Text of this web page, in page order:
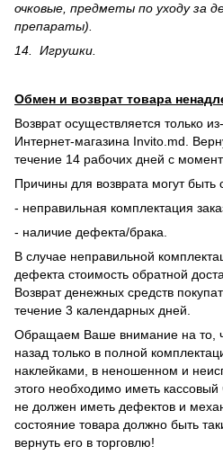
очковые, предметы по уходу за
препараты).
14. Игрушки.
Обмен и возврат товара
Возврат осуществляется только
Интернет-магазина Invito.md.
течение 14 рабочих дней с
Причины для возврата могут
- неправильная комплектация
- наличие дефекта/брака.
В случае неправильной
дефекта стоимость обратной
Возврат денежных средств
течение 3 календарных дней.
Обращаем Ваше внимание на то,
назад только в полной
наклейками, в неношенном и
этого необходимо иметь
не должен иметь дефектов и
состояние товара должно быть
вернуть его в торговлю!